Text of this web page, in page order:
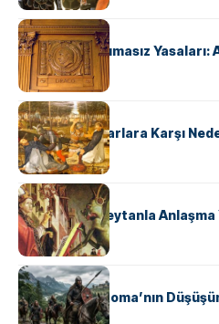
KÜLTÜR
Draco’nun Acımasız Yasaları:
Hukuk Kodu
KÜLTÜR
Avrupalı ​​Katharlara Karşı
KÜLTÜR
II. Silvester: Şeytanla Anlaşma
KÜLTÜR
Ostrogotlar Roma’nın
Ele Geçirdi?